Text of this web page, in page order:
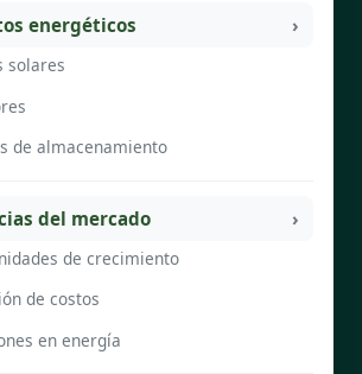
energéticos
solares
de almacenamiento
del mercado
de crecimiento
de costos
en energía